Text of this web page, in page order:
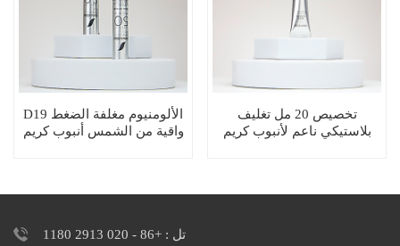
D19 الألومنيوم مغلفة الضغط
واقية من الشمس أنبوب كريم
تخصيص 20 مل تغليف
بلاستيكي ناعم لأنبوب كريم
تل : +86 - 020 2913 1180